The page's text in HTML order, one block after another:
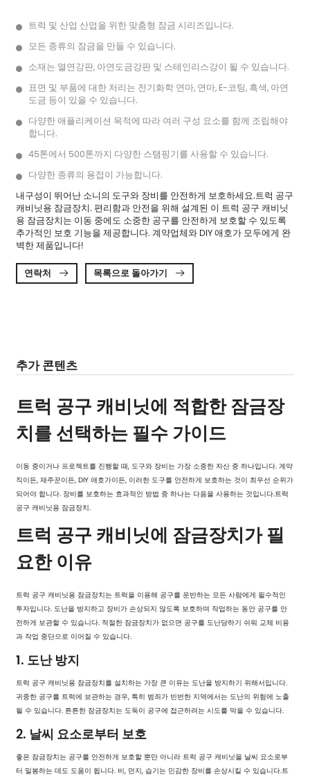
트럭 및 산업 산업을 위한 맞춤형 잠금 시리즈입니다.
모든 종류의 잠금을 만들 수 있습니다.
소재는 열연강판, 아연도금강판 및 스테인리스강이 될 수 있습니다.
표면 및 부품에 대한 처리는 전기화학 연마, 연마, E-코팅, 흑색, 아연
도금 등이 있을 수 있습니다.
다양한 애플리케이션 목적에 따라 여러 구성 요소를 함께 조립해야
합니다.
45톤에서 500톤까지 다양한 스탬핑기를 사용할 수 있습니다.
다양한 종류의 용접이 가능합니다.
내구성이 뛰어난 소니의 도구와 장비를 안전하게 보호하세요.트럭 공구
캐비닛용 잠금장치. 편리함과 안전을 위해 설계된 이 트럭 공구 캐비닛
용 잠금장치는 이동 중에도 소중한 공구를 안전하게 보호할 수 있도록
추가적인 보호 기능을 제공합니다. 계약업체와 DIY 애호가 모두에게 완
벽한 제품입니다!
연락처  목록으로 돌아가기 
추가 콘텐츠
트럭 공구 캐비닛에 적합한 잠금장
치를 선택하는 필수 가이드
이동 중이거나 프로젝트를 진행할 때, 도구와 장비는 가장 소중한 자산 중 하나입니다. 계약
직이든, 재주꾼이든, DIY 애호가이든, 이러한 도구를 안전하게 보호하는 것이 최우선 순위가
되어야 합니다. 장비를 보호하는 효과적인 방법 중 하나는 다음을 사용하는 것입니다.트럭
공구 캐비닛용 잠금장치.
트럭 공구 캐비닛에 잠금장치가 필
요한 이유
트럭 공구 캐비닛용 잠금장치는 트럭을 이용해 공구를 운반하는 모든 사람에게 필수적인
투자입니다. 도난을 방지하고 장비가 손상되지 않도록 보호하며 작업하는 동안 공구를 안
전하게 보관할 수 있습니다. 적절한 잠금장치가 없으면 공구를 도난당하기 쉬워 교체 비용
과 작업 중단으로 이어질 수 있습니다.
1. 도난 방지
트럭 공구 캐비닛용 잠금장치를 설치하는 가장 큰 이유는 도난을 방지하기 위해서입니다.
귀중한 공구를 트럭에 보관하는 경우, 특히 범죄가 빈번한 지역에서는 도난의 위험에 노출
될 수 있습니다. 튼튼한 잠금장치는 도둑이 공구에 접근하려는 시도를 막을 수 있습니다.
2. 날씨 요소로부터 보호
좋은 잠금장치는 공구를 안전하게 보호할 뿐만 아니라 트럭 공구 캐비닛을 날씨 요소로부
터 밀봉하는 데도 도움이 됩니다. 비, 먼지, 습기는 민감한 장비를 손상시킬 수 있습니다.트